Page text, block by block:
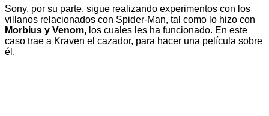
Sony, por su parte, sigue realizando experimentos con los
villanos relacionados con Spider-Man, tal como lo hizo con
Morbius y Venom, los cuales les ha funcionado. En este
caso trae a Kraven el cazador, para hacer una película sobre
él.